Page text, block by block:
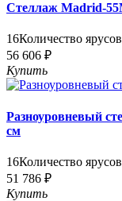
Стеллаж Madrid-
16Количество
56 606 ₽
Купить
Разноуровневый
см
16Количество
51 786 ₽
Купить